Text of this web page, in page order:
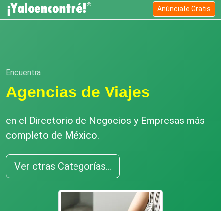
Anúnciate Gratis
Encuentra
Agencias de Viajes
en el Directorio de Negocios y Empresas más
completo de México.
Ver otras Categorías...